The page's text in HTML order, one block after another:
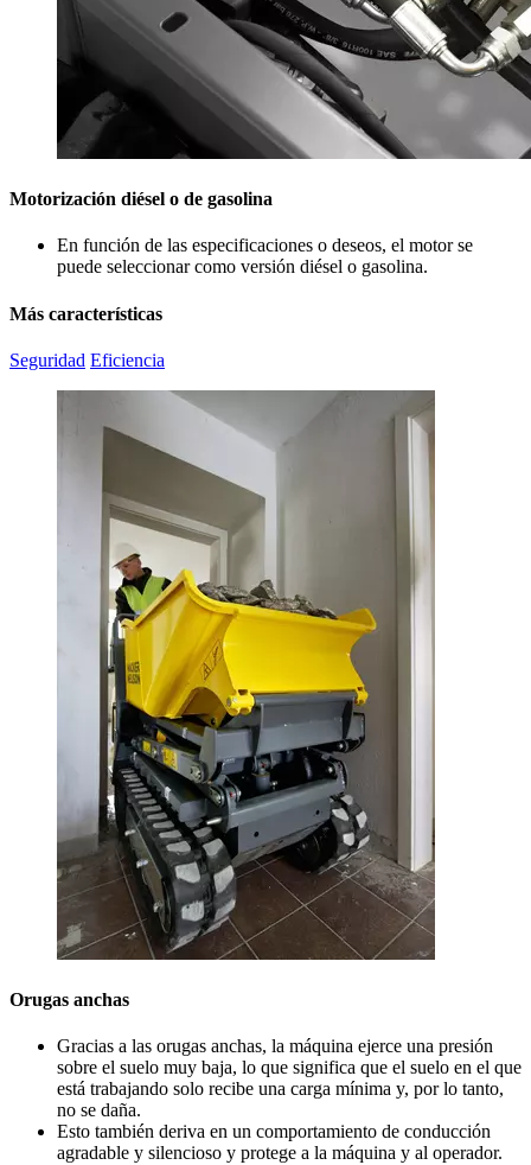
Motorización diésel o de gasolina
En función de las especificaciones o deseos, el motor se
puede seleccionar como versión diésel o gasolina.
Más características
Seguridad Eficiencia
Orugas anchas
Gracias a las orugas anchas, la máquina ejerce una presión
sobre el suelo muy baja, lo que significa que el suelo en el que
está trabajando solo recibe una carga mínima y, por lo tanto,
no se daña.
Esto también deriva en un comportamiento de conducción
agradable y silencioso y protege a la máquina y al operador.